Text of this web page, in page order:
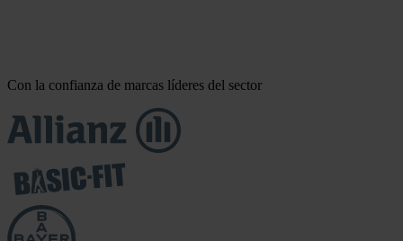
Con la confianza de marcas líderes del sector